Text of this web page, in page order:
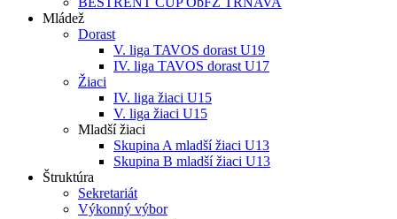
Mládež
Dorast
V. liga TAVOS dorast U19
IV. liga TAVOS dorast U17
Žiaci
IV. liga žiaci U15
V. liga žiaci U15
Mladší žiaci
Skupina A mladší žiaci U13
Skupina B mladší žiaci U13
Štruktúra
Sekretariát
Výkonný výbor